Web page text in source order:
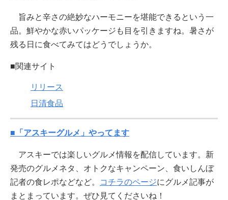
旨みと辛さの絶妙なハーモニーを堪能できるという一
品。鮮やかな赤いパッケージも目を引きますね。暑さが
残る日に食べてみてはどうでしょうか。
■関連サイト
リリース
日清食品
■「アスキーグルメ」やってます
アスキーでは楽しいグルメ情報を配信しています。新
発売のグルメネタ、オトクなキャンペーン、食いしんぼ
記者の食レポなどなど。
コチラのページにグルメ記事が
まとまっています。ぜひ見てくださいね！